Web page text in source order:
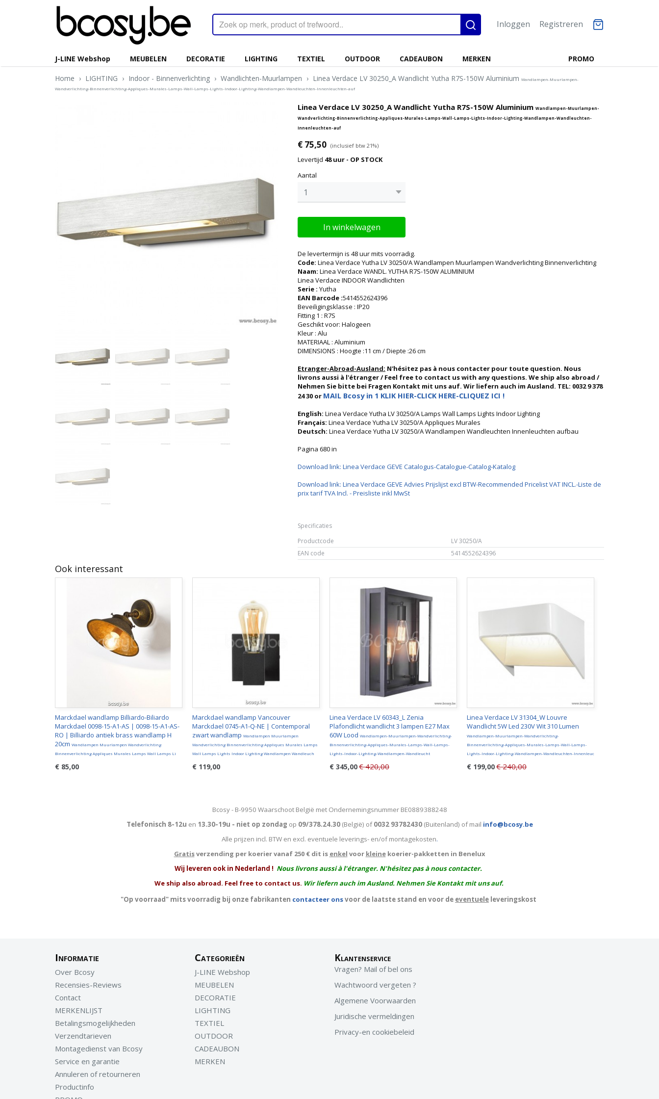
Inloggen Registreren
PROMO
J-LINE Webshop MEUBELEN DECORATIE LIGHTING TEXTIEL OUTDOOR CADEAUBON MERKEN
Home › LIGHTING › Indoor - Binnenverlichting › Wandlichten-Muurlampen › Linea Verdace LV 30250_A Wandlicht Yutha R7S-150W Aluminium Wandlampen-Muurlampen-
Wandverlichting-Binnenverlichting-Appliques-Murales-Lamps-Wall-Lamps-Lights-Indoor-Lighting-Wandlampen-Wandleuchten-Innenleuchten-auf
Linea Verdace LV 30250_A Wandlicht Yutha R7S-150W Aluminium Wandlampen-Muurlampen-
Wandverlichting-Binnenverlichting-Appliques-Murales-Lamps-Wall-Lamps-Lights-Indoor-Lighting-Wandlampen-Wandleuchten-
Innenleuchten-auf
€ 75,50 (inclusief btw 21%)
Levertijd 48 uur - OP STOCK
Aantal
In winkelwagen
De levertermijn is 48 uur mits voorradig.
Code: Linea Verdace Yutha LV 30250/A Wandlampen Muurlampen Wandverlichting Binnenverlichting
Naam: Linea Verdace WANDL. YUTHA R7S-150W ALUMINIUM
Linea Verdace INDOOR Wandlichten
Serie : Yutha
EAN Barcode :5414552624396
Beveiligingsklasse : IP20
Fitting 1 : R7S
Geschikt voor: Halogeen
Kleur : Alu
MATERIAAL : Aluminium
DIMENSIONS : Hoogte :11 cm / Diepte :26 cm
Etranger-Abroad-Ausland: N'hésitez pas à nous contacter pour toute question. Nous
livrons aussi à l'étranger / Feel free to contact us with any questions. We ship also abroad /
Nehmen Sie bitte bei Fragen Kontakt mit uns auf. Wir liefern auch im Ausland. TEL: 0032 9 378
24 30 or MAIL Bcosy in 1 KLIK HIER-CLICK HERE-CLIQUEZ ICI !
English: Linea Verdace Yutha LV 30250/A Lamps Wall Lamps Lights Indoor Lighting
Français: Linea Verdace Yutha LV 30250/A Appliques Murales
Deutsch: Linea Verdace Yutha LV 30250/A Wandlampen Wandleuchten Innenleuchten aufbau
Pagina 680 in
Download link: Linea Verdace GEVE Catalogus-Catalogue-Catalog-Katalog
Download link: Linea Verdace GEVE Advies Prijslijst excl BTW-Recommended Pricelist VAT INCL.-Liste de
prix tarif TVA Incl. - Preisliste inkl MwSt
Specificaties
Productcode
LV 30250/A
EAN code
5414552624396
Ook interessant
Marckdael wandlamp Billiardo-Biliardo
Marckdael 0098-15-A1-AS | 0098-15-A1-AS-
RO | Billiardo antiek brass wandlamp H
20cm Wandlampen Muurlampen Wandverlichting
Binnenverlichting Appliques Murales Lamps Wall Lamps Li
€ 85,00
Marckdael wandlamp Vancouver
Marckdael 0745-A1-Q-NE | Contemporal
zwart wandlamp Wandlampen Muurlampen
Wandverlichting Binnenverlichting Appliques Murales Lamps
Wall Lamps Lights Indoor Lighting Wandlampen Wandleuch
€ 119,00
Linea Verdace LV 60343_L Zenia
Plafondlicht wandlicht 3 lampen E27 Max
60W Lood Wandlampen-Muurlampen-Wandverlichting-
Binnenverlichting-Appliques-Murales-Lamps-Wall-Lamps-
Lights-Indoor-Lighting-Wandlampen-Wandleucht
€ 345,00€ 420,00
Linea Verdace LV 31304_W Louvre
Wandlicht 5W Led 230V Wit 310 Lumen
Wandlampen-Muurlampen-Wandverlichting-
Binnenverlichting-Appliques-Murales-Lamps-Wall-Lamps-
Lights-Indoor-Lighting-Wandlampen-Wandleuchten-Innenleuc
€ 199,00€ 240,00
Bcosy - B-9950 Waarschoot België met Ondernemingsnummer BE0889388248
Telefonisch 8-12u en 13.30-19u - niet op zondag op 09/378.24.30(België) of0032 93782430(Buitenland) of mail info@bcosy.be
Alle prijzen incl. BTW en excl. eventuele leverings- en/of montagekosten.
Gratisverzending per koerier vanaf 250 € dit is enkel voor kleinekoerier-pakketten in Benelux
Wij leveren ook in Nederland ! Nous livrons aussi à l'étranger. N'hésitez pas à nous contacter.
We ship also abroad. Feel free to contact us. Wir liefern auch im Ausland. Nehmen Sie Kontakt mit uns auf.
"Op voorraad" mits voorradig bij onze fabrikanten contacteer onsvoor de laatste stand en voor de eventuele leveringskost
Informatie
Over Bcosy
Recensies-Reviews
Contact
MERKENLIJST
Betalingsmogelijkheden
Verzendtarieven
Montagedienst van Bcosy
Service en garantie
Annuleren of retourneren
Productinfo
Categorieën
J-LINE Webshop
MEUBELEN
DECORATIE
LIGHTING
TEXTIEL
OUTDOOR
CADEAUBON
MERKEN
Klantenservice
Vragen? Mail of bel ons
Wachtwoord vergeten ?
Algemene Voorwaarden
Juridische vermeldingen
Privacy-en cookiebeleid